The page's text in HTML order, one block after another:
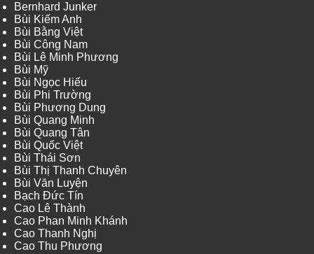
Bernhard Junker
Bùi Kiếm Anh
Bùi Bằng Việt
Bùi Công Nam
Bùi Lê Minh Phương
Bùi Mỹ
Bùi Ngọc Hiếu
Bùi Phi Trường
Bùi Phương Dung
Bùi Quang Minh
Bùi Quang Tân
Bùi Quốc Việt
Bùi Thái Sơn
Bùi Thị Thanh Chuyên
Bùi Văn Luyện
Bạch Đức Tín
Cao Lê Thành
Cao Phan Minh Khánh
Cao Thanh Nghị
Cao Thu Phương